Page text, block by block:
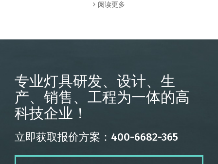
阅读更多
专业灯具研发、设计、生
产、销售、工程为一体的高
科技企业！
立即获取报价方案：400-6682-365